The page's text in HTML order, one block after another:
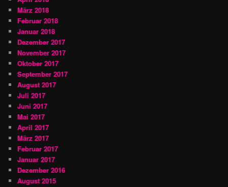
März 2018
Februar 2018
Januar 2018
Dezember 2017
November 2017
Oktober 2017
September 2017
August 2017
Juli 2017
Juni 2017
Mai 2017
April 2017
März 2017
Februar 2017
Januar 2017
Dezember 2016
August 2015